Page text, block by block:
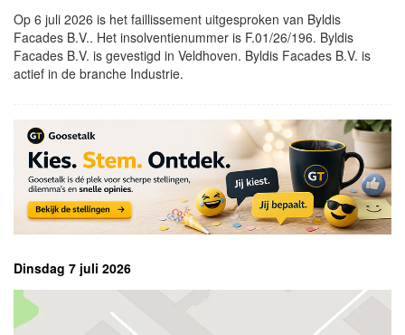
Op 6 juli 2026 is het faillissement uitgesproken van Byldis
Facades B.V.. Het insolventienummer is F.01/26/196. Byldis
Facades B.V. is gevestigd in Veldhoven. Byldis Facades B.V. is
actief in de branche Industrie.
Dinsdag 7 juli 2026